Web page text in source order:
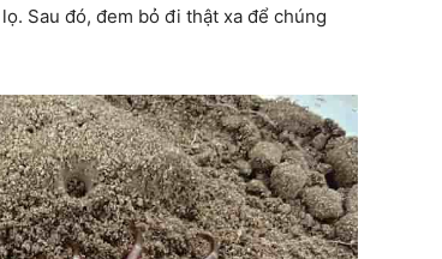
cuộc
Sau đó, đem bỏ đi thật xa để chúng